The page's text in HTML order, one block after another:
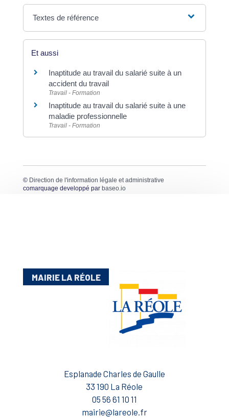
Textes de référence
Et aussi
Inaptitude au travail du salarié suite à un
accident du travail
Travail - Formation
Inaptitude au travail du salarié suite à une
maladie professionnelle
Travail - Formation
© Direction de l'information légale et administrative
comarquage developpé par baseo.io
MAIRIE LA RÉOLE
Esplanade Charles de Gaulle
33 190 La Réole
05 56 61 10 11
mairie@lareole.fr